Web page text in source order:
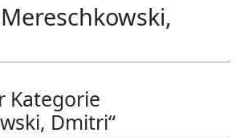
Mereschkowski,
Kategorie
Dmitri“